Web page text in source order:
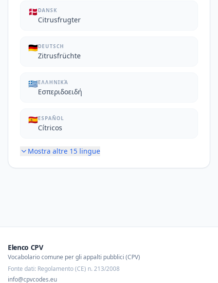
🇩🇰 DANSK
Citrusfrugter
🇩🇪DEUTSCH
Zitrusfrüchte
🇬🇷ΕΛΛΗΝΙΚΆ
Εσπεριδοειδή
🇪🇸ESPAÑOL
Cítricos
Mostra altre 15 lingue
Elenco CPV
Vocabolario comune per gli appalti pubblici (CPV)
Fonte dati: Regolamento (CE) n. 213/2008
info@cpvcodes.eu